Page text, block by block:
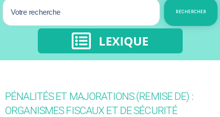
RECHERCHER
LEXIQUE
PÉNALITÉS ET MAJORATIONS (REMISE DE) :
ORGANISMES FISCAUX ET DE SÉCURITÉ